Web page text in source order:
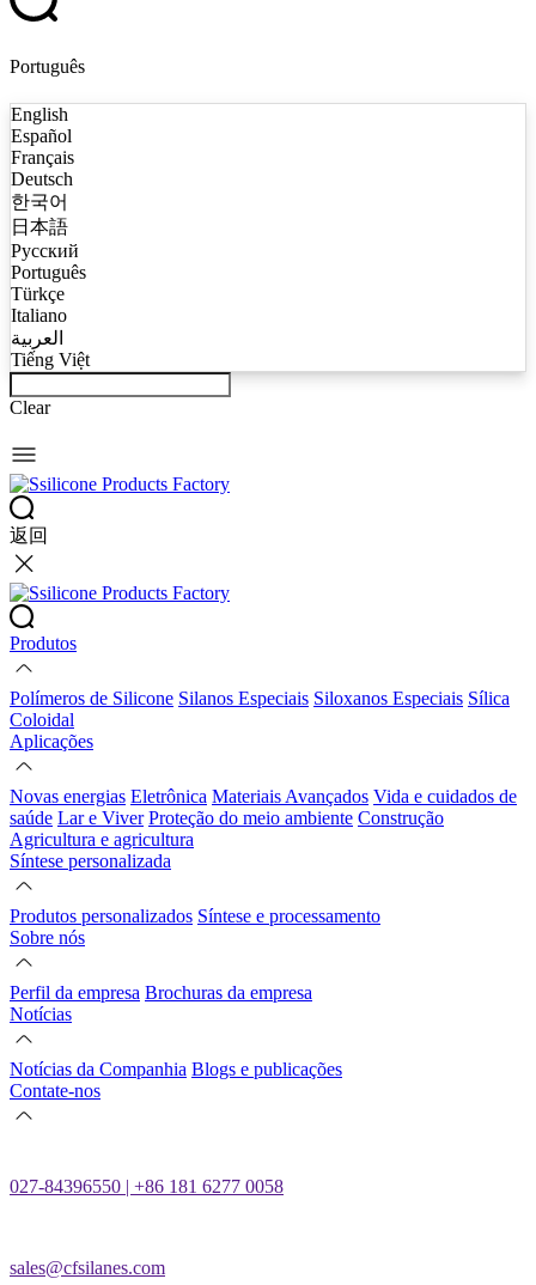
Português
English
Español
Français
Deutsch
한국어
日本語
Русский
Português
Türkçe
Italiano
العربية
Tiếng Việt
Clear
返回
Produtos
Polímeros de Silicone Silanos Especiais Siloxanos Especiais Sílica
Coloidal
Aplicações
Novas energias Eletrônica Materiais Avançados Vida e cuidados de
saúde Lar e Viver Proteção do meio ambiente Construção
Agricultura e agricultura
Síntese personalizada
Produtos personalizados Síntese e processamento
Sobre nós
Perfil da empresa Brochuras da empresa
Notícias
Notícias da Companhia Blogs e publicações
Contate-nos
027-84396550 | +86 181 6277 0058
sales@cfsilanes.com